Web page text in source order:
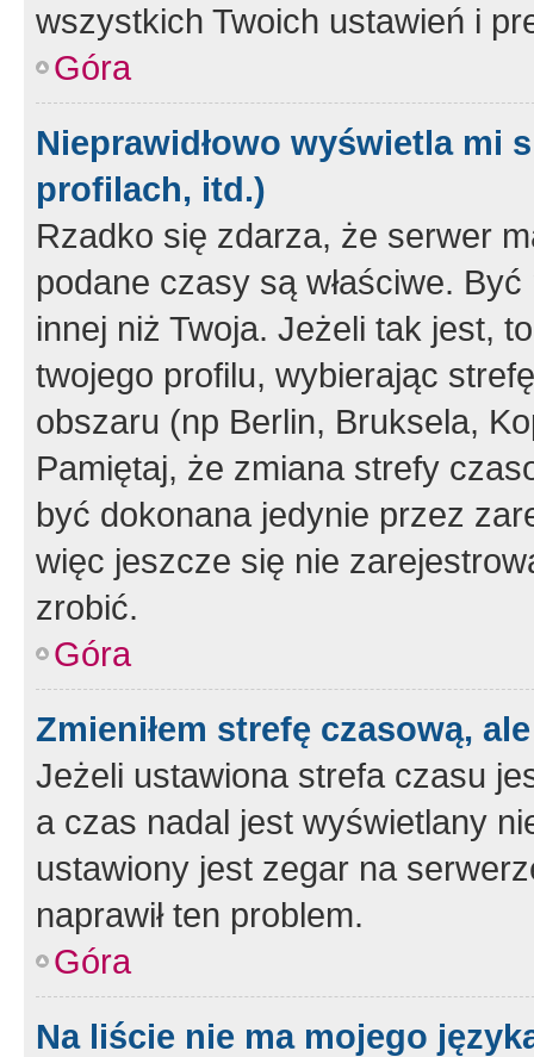
wszystkich Twoich ustawień i
Góra
Nieprawidłowo wyświetla mi
profilach, itd.)
Rzadko się zdarza, że serwer
podane czasy są właściwe.
innej niż Twoja. Jeżeli tak jest,
twojego profilu, wybierając
obszaru (np Berlin, Bruksela,
Pamiętaj, że zmiana strefy
być dokonana jedynie przez
więc jeszcze się nie
zrobić.
Góra
Zmieniłem strefę czasową,
Jeżeli ustawiona strefa czasu
a czas nadal jest wyświetlany
ustawiony jest zegar na
naprawił ten problem.
Góra
Na liście nie ma mojego